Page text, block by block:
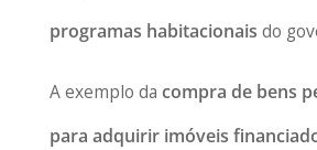
programas habitacionais do
A exemplo da compra de bens
para adquirir imóveis